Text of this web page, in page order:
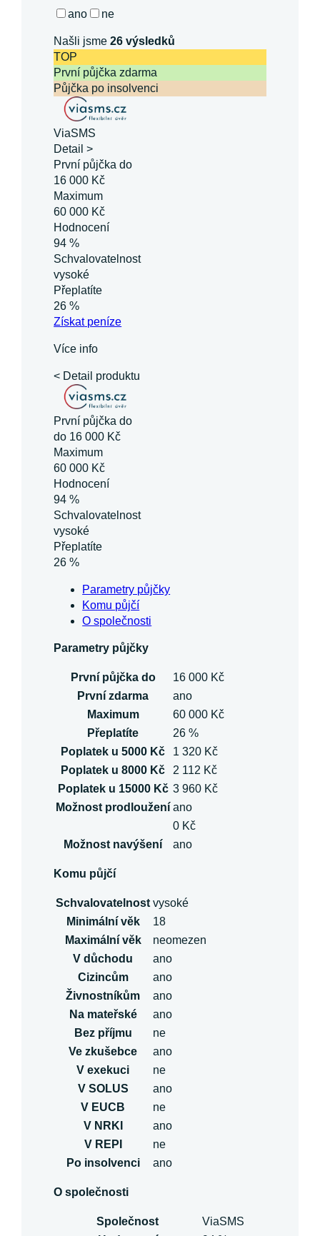
ano ne
Našli jsme26 výsledků
TOP
První půjčka zdarma
Půjčka po insolvenci
ViaSMS
Detail >
První půjčka do
16 000 Kč
Maximum
60 000 Kč
Hodnocení
94 %
Schvalovatelnost
vysoké
Přeplatíte
26 %
Získatpeníze
Více info
< Detail produktu
První půjčka do
do 16 000 Kč
Maximum
60 000 Kč
Hodnocení
94 %
Schvalovatelnost
vysoké
Přeplatíte
26 %
Parametry půjčky
Komu půjčí
O společnosti
Parametry půjčky
První půjčka do
16 000 Kč
První zdarma
ano
Maximum
60 000 Kč
Přeplatíte
26 %
Poplatek u 5000 Kč
1 320 Kč
Poplatek u 8000 Kč
2 112 Kč
Poplatek u 15000 Kč 3 960 Kč
Možnost prodloužení ano
0 Kč
Možnost navýšení
ano
Komu půjčí
Schvalovatelnost vysoké
Minimální věk
18
Maximální věk
neomezen
V důchodu
ano
Cizincům
ano
Živnostníkům
ano
Na mateřské
ano
Bez příjmu
ne
Ve zkušebce
ano
V exekuci
ne
V SOLUS
ano
V EUCB
ne
V NRKI
ano
V REPI
ne
Po insolvenci
ano
O společnosti
Společnost
ViaSMS